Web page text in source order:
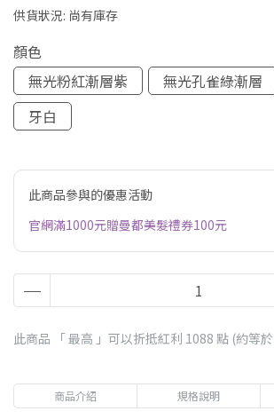
供貨狀況: 尚有庫存
顏色
無光粉紅漸層紫
無光孔雀綠漸層
牙白
此商品參與的優惠活動
官網滿1000元贈曼都美髮禮券100元
此商品 「 最高 」可以折抵紅利 1088 點 (約等於
商品介紹 規格說明